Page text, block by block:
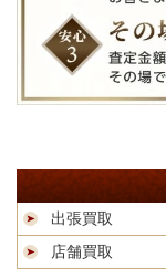
出張買取
店舗買取